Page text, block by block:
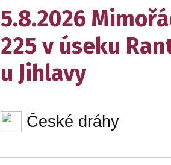
5.8.2026
225 v úseku
u Jihlavy
České dráhy